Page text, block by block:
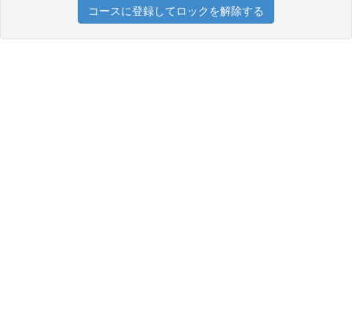
コースに登録してロックを解除する